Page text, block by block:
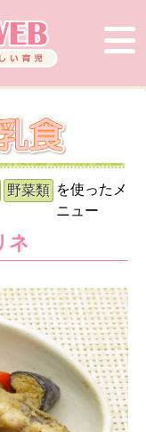
野菜類 を使ったメ
ニュー
ネ